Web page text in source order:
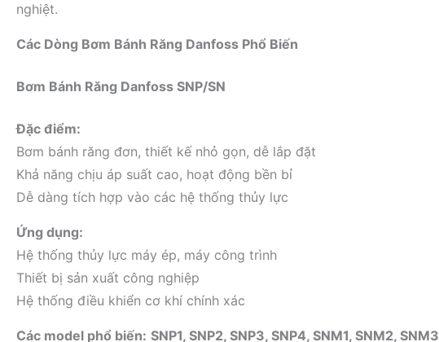
nghiệt.
Các Dòng Bơm Bánh Răng Danfoss Phổ Biến
Bơm Bánh Răng Danfoss SNP/SN
Đặc điểm:
Bơm bánh răng đơn, thiết kế nhỏ gọn, dễ lắp đặt
Khả năng chịu áp suất cao, hoạt động bền bỉ
Dễ dàng tích hợp vào các hệ thống thủy lực
Ứng dụng:
Hệ thống thủy lực máy ép, máy công trình
Thiết bị sản xuất công nghiệp
Hệ thống điều khiển cơ khí chính xác
Các model phổ biến: SNP1, SNP2, SNP3, SNP4, SNM1, SNM2, SNM3